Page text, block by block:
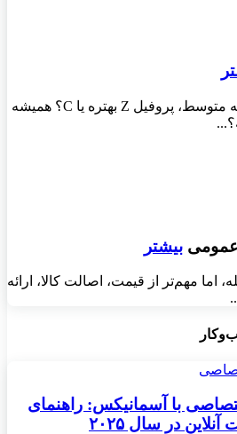
برای یک سوله با دهانه متوسط، پروفیل Z بهتره یا C؟ همیشه
بیشتر
اما مهم‌تر از قیمت، اصالت کالا، ارائه
با آسمانیکس: راهنمای
در سال ۲۰۲۵